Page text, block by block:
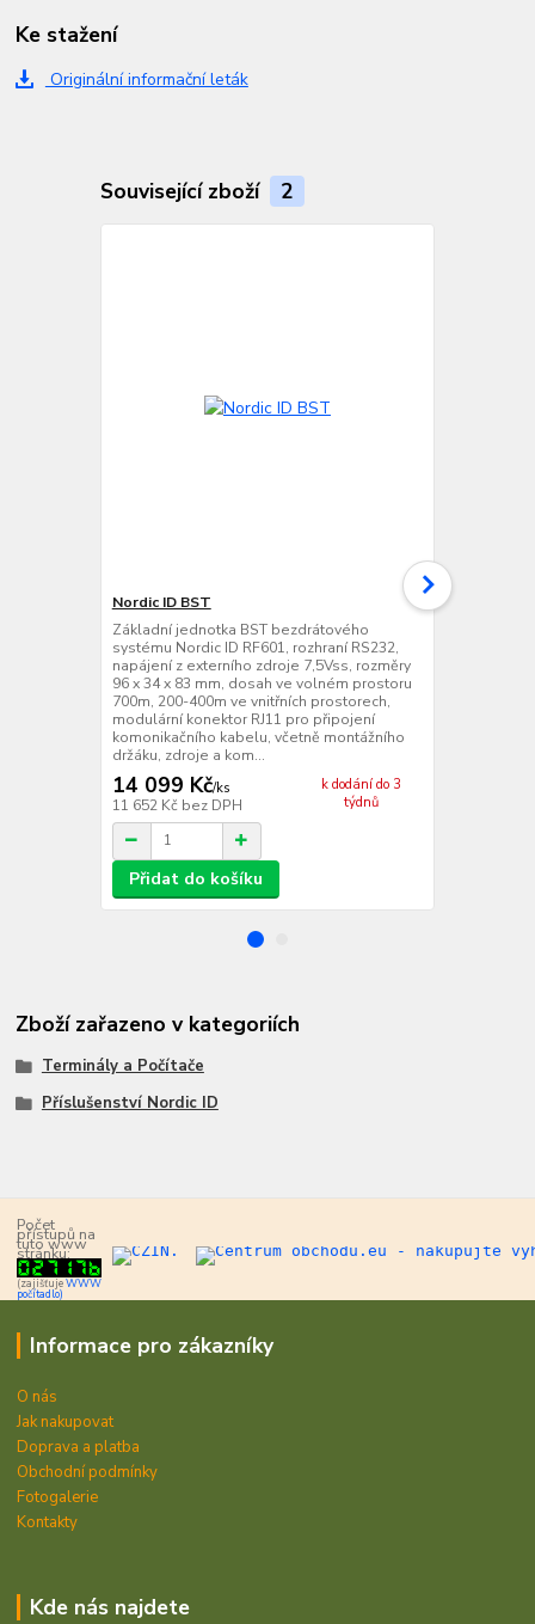
Ke stažení
Originální informační leták
Související zboží 2
Nordic ID BST
Základní jednotka BST bezdrátového
systému Nordic ID RF601, rozhraní RS232,
napájení z externího zdroje 7,5Vss, rozměry
96 x 34 x 83 mm, dosah ve volném prostoru
700m, 200-400m ve vnitřních prostorech,
modulární konektor RJ11 pro připojení
komonikačního kabelu, včetně montážního
držáku, zdroje a kom...
14 099 Kč/ks
11 652 Kč bez DPH
k dodání do 3
týdnů
Přidat do košíku
Nordic ID
Zboží zařazeno v kategoriích
Terminály a Počítače
Příslušenství Nordic ID
Počet
přístupů na
tuto www
stránku:
(zajišťujeWWW
počítadlo)
Informace pro zákazníky
O nás
Jak nakupovat
Doprava a platba
Obchodní podmínky
Fotogalerie
Kontakty
Kde nás najdete